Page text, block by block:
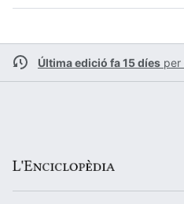
Última edició fa 15 díes per